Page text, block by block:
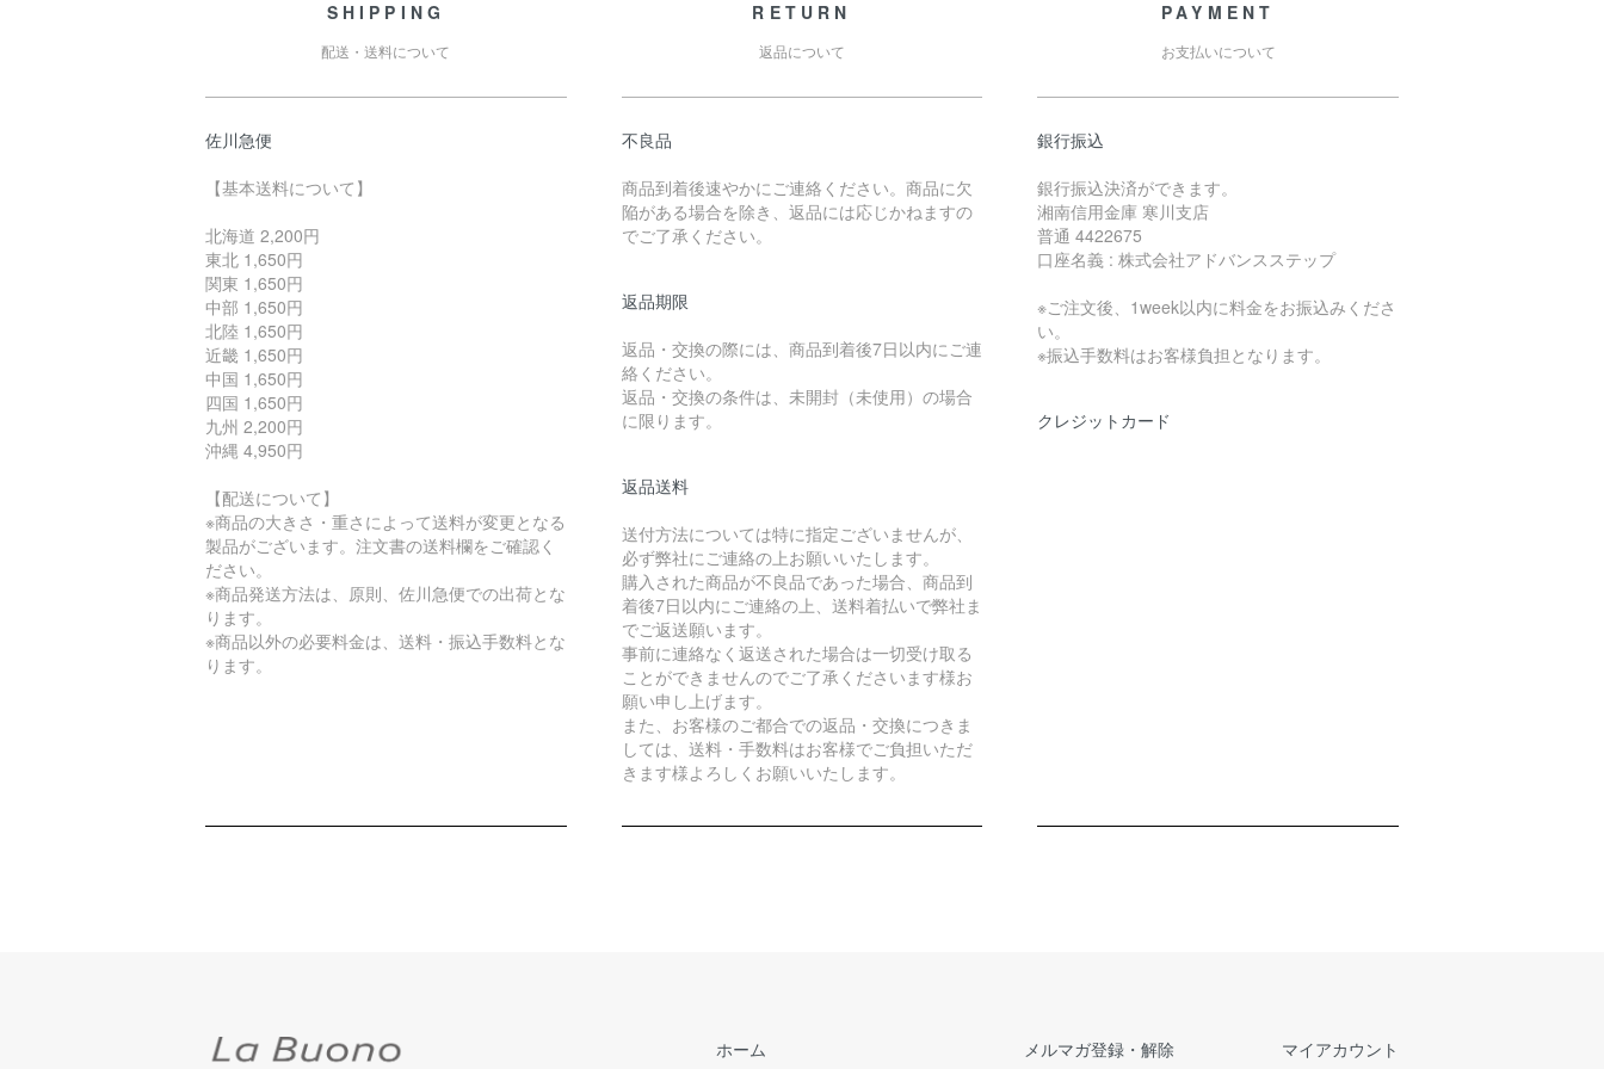
SHIPPING
配送・送料について
佐川急便
【基本送料について】
北海道 2,200円
東北 1,650円
関東 1,650円
中部 1,650円
北陸 1,650円
近畿 1,650円
中国 1,650円
四国 1,650円
九州 2,200円
沖縄 4,950円
【配送について】
※商品の大きさ・重さによって送料が変更となる
製品がございます。注文書の送料欄をご確認く
ださい。
※商品発送方法は、原則、佐川急便での出荷とな
ります。
※商品以外の必要料金は、送料・振込手数料とな
ります。
RETURN
返品について
不良品
商品到着後速やかにご連絡ください。商品に欠
陥がある場合を除き、返品には応じかねますの
でご了承ください。
返品期限
返品・交換の際には、商品到着後7日以内にご連
絡ください。
返品・交換の条件は、未開封（未使用）の場合
に限ります。
返品送料
送付方法については特に指定ございませんが、
必ず弊社にご連絡の上お願いいたします。
購入された商品が不良品であった場合、商品到
着後7日以内にご連絡の上、送料着払いで弊社ま
でご返送願います。
事前に連絡なく返送された場合は一切受け取る
ことができませんのでご了承くださいます様お
願い申し上げます。
また、お客様のご都合での返品・交換につきま
しては、送料・手数料はお客様でご負担いただ
きます様よろしくお願いいたします。
PAYMENT
お支払いについて
銀行振込
銀行振込決済ができます。
湘南信用金庫 寒川支店
普通 4422675
口座名義 : 株式会社アドバンスステップ
※ご注文後、1week以内に料金をお振込みくださ
い。
※振込手数料はお客様負担となります。
クレジットカード
ホーム メルマガ登録・解除 マイアカウント